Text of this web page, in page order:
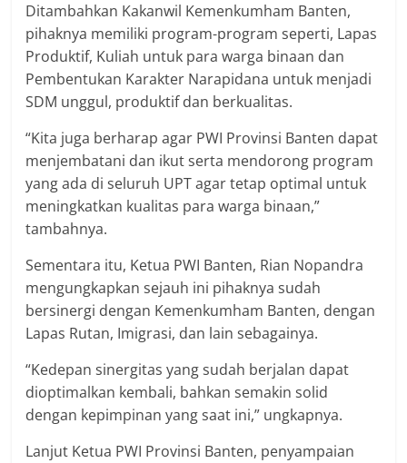
Ditambahkan Kakanwil Kemenkumham Banten,
pihaknya memiliki program-program seperti, Lapas
Produktif, Kuliah untuk para warga binaan dan
Pembentukan Karakter Narapidana untuk menjadi
SDM unggul, produktif dan berkualitas.
“Kita juga berharap agar PWI Provinsi Banten dapat
menjembatani dan ikut serta mendorong program
yang ada di seluruh UPT agar tetap optimal untuk
meningkatkan kualitas para warga binaan,”
tambahnya.
Sementara itu, Ketua PWI Banten, Rian Nopandra
mengungkapkan sejauh ini pihaknya sudah
bersinergi dengan Kemenkumham Banten, dengan
Lapas Rutan, Imigrasi, dan lain sebagainya.
“Kedepan sinergitas yang sudah berjalan dapat
dioptimalkan kembali, bahkan semakin solid
dengan kepimpinan yang saat ini,” ungkapnya.
Lanjut Ketua PWI Provinsi Banten, penyampaian